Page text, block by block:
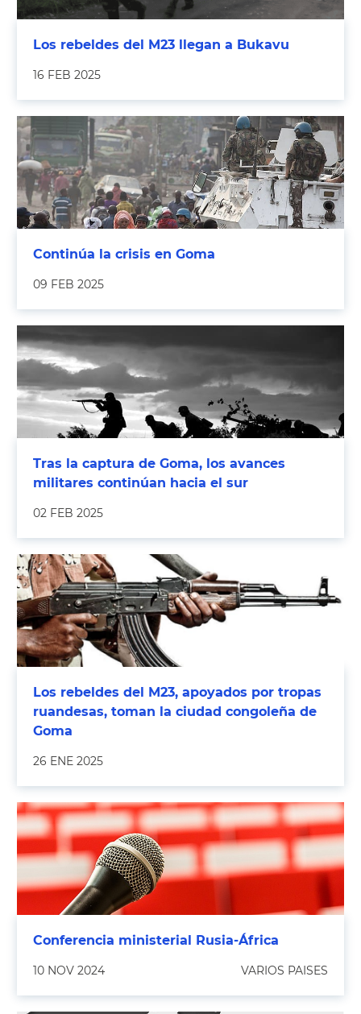
Los rebeldes del M23 llegan a Bukavu
16 FEB 2025
Continúa la crisis en Goma
09 FEB 2025
Tras la captura de Goma, los avances
militares continúan hacia el sur
02 FEB 2025
Los rebeldes del M23, apoyados por tropas
ruandesas, toman la ciudad congoleña de
Goma
26 ENE 2025
Conferencia ministerial Rusia-África
10 NOV 2024 VARIOS PAISES